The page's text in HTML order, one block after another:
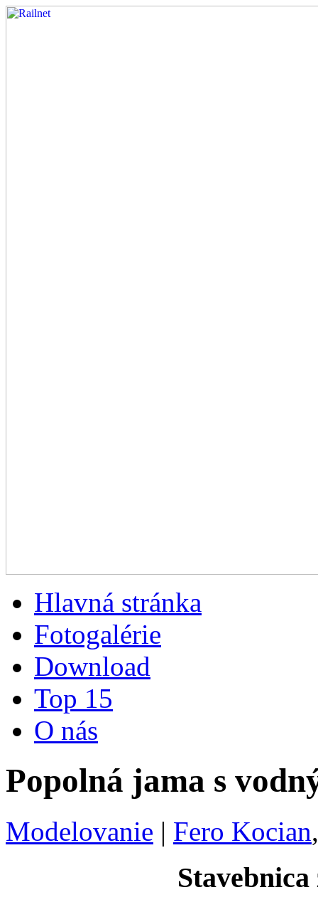
Hlavná stránka
Fotogalérie
Download
Top 15
O nás
Popolná jama s
Modelovanie | Fero Kocian